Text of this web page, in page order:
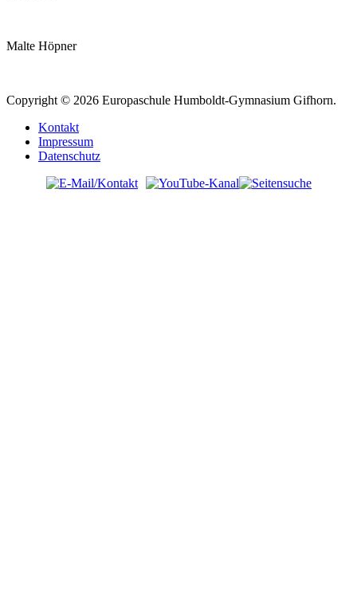
Malte Höpner
Copyright © 2026 Europaschule Humboldt-Gymnasium Gifhorn.
Kontakt
Impressum
Datenschutz